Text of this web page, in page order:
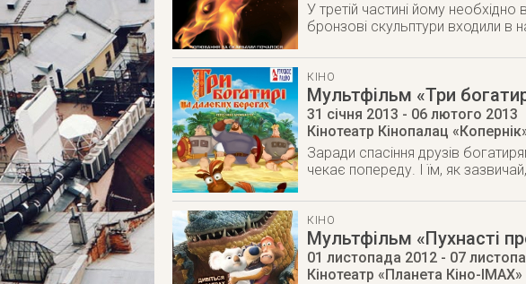
У третій частині йому необхідно
бронзові скульптури входили в
КІНО
Мультфільм «Три
31 січня 2013 - 06 лютого 2013
Кінотеатр Кінопалац
Заради спасіння друзів
чекає попереду. І їм, як
КІНО
Мультфільм «Пухнастi
01 листопада 2012 - 07
Кінотеатр «Планета Кіно-IMAX»